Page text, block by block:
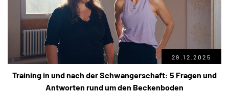
29.12.2025
Training in und nach der Schwangerschaft: 5 Fragen und
Antworten rund um den Beckenboden